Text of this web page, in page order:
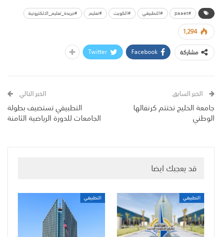
#paaet #التطبيقي #الكويت #تعليم #جريدة_تعليم_الالكترونية
1,294
مشاركة
Facebook
Twitter
الخبر السابق
جامعة الخليج تختتم كرنفالها
الوطني
الخبر التالي
التطبيقي تستضيف بطولة
الجامعات للدورة الرياضية الثامنة
قد يعجبك ايضا
التطبيقي التطبيقي